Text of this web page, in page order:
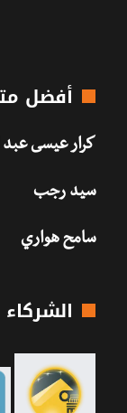
أفضل
كرار عيسى
سيد رجب
سامح هواري
الشركاء